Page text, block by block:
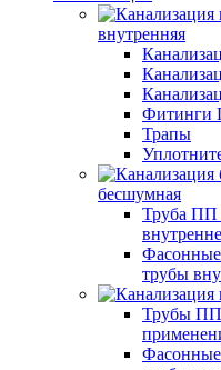
внутренняя
Фитинги
Трапы
бесшумная
Труба ПП
трубы
Трубы ПП